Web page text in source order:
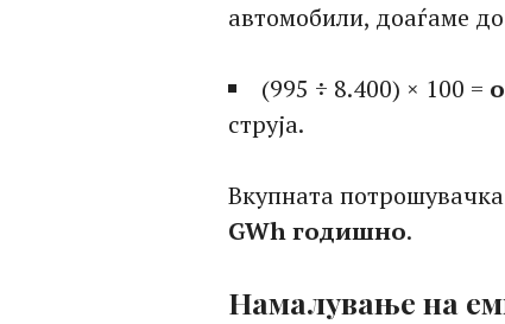
автомобили, доаѓаме
(995 ÷ 8.400) × 100 =
струја.
Вкупната
GWh годишно.
Намалување на